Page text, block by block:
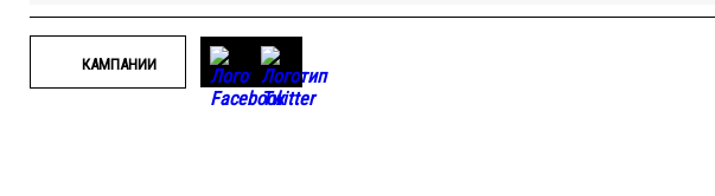
КАМПАНИИ